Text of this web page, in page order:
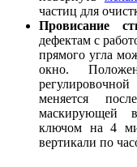
частиц для
Провисание
дефектам с
прямого угла
окно.
меняется
маскирующей
ключом на 4
вертикали по